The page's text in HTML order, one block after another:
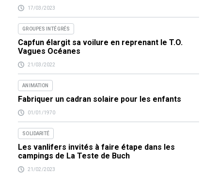
17/03/2023
GROUPES INTÉGRÉS
Capfun élargit sa voilure en reprenant le T.O.
Vagues Océanes
21/03/2022
ANIMATION
Fabriquer un cadran solaire pour les enfants
01/01/1970
SOLIDARITÉ
Les vanlifers invités à faire étape dans les
campings de La Teste de Buch
21/02/2023